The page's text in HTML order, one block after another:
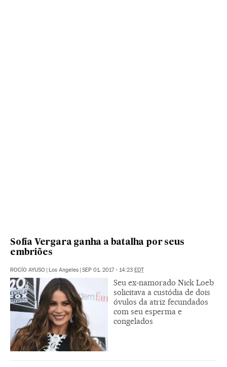
Sofía Vergara ganha a batalha por seus
embriões
ROCÍO AYUSO | Los Angeles | SEP 01, 2017 - 14:23 EDT
Seu ex-namorado Nick Loeb
solicitava a custódia de dois
óvulos da atriz fecundados
com seu esperma e
congelados